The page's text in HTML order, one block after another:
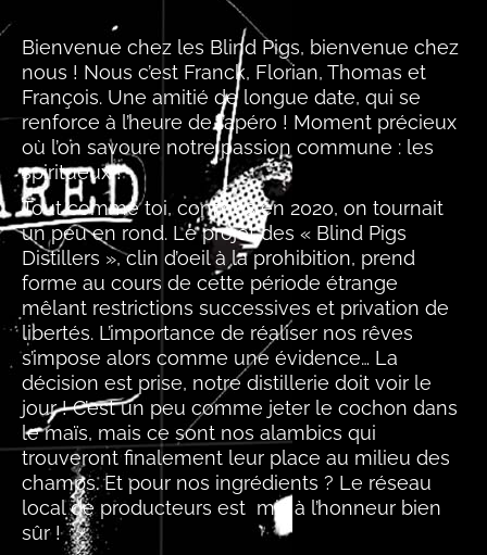
Bienvenue chez les Blind Pigs, bienvenue chez
nous ! Nous c’est Franck, Florian, Thomas et
François. Une amitié de longue date, qui se
renforce à l’heure de l’apéro ! Moment précieux
où l’on savoure notre passion commune : les
spiritueux !
Tout comme toi, confinés en 2020, on tournait
un peu en rond. Le projet des « Blind Pigs
Distillers », clin d’oeil à la prohibition, prend
forme au cours de cette période étrange
mêlant restrictions successives et privation de
libertés. L’importance de réaliser nos rêves
s’impose alors comme une évidence… La
décision est prise, notre distillerie doit voir le
jour ! C’est un peu comme jeter le cochon dans
le maïs, mais ce sont nos alambics qui
trouveront finalement leur place au milieu des
champs. Et pour nos ingrédients ? Le réseau
local de producteurs est mis à l’honneur bien
sûr !